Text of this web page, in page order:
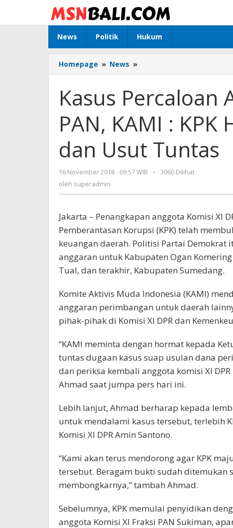
konten
News Politik Hukum
Homepage » News »
Percaloan
Seret
Politisi
PAN,
KAMI
KPK
Harus
Tegas!
Kasus Percaloan
PAN, KAMI : KPK
dan Usut Tuntas
16 November 2018 - 09:57 WIB
oleh
-
3060 Dilihat
oleh superadmin
Jakarta – Penangkapan anggota Komisi XI
Pemberantasan Korupsi (KPK) telah
keuangan daerah. Politisi Partai
anggaran untuk Kabupaten Ogan
Tual, dan terakhir, Kabupaten Sumedang.
Komite Aktivis Muda Indonesia (KAMI)
anggaran perim­bangan untuk daerah
pihak-pihak di Komisi XI DPR dan
“KAMI meminta dengan hormat kepada
tuntas dugaan kasus suap usulan dana
dan periksa kembali anggota komisi XI
Ahmad saat jumpa pers hari ini.
Lebih lanjut, Ahmad berharap kepada
untuk mendalami kasus tersebut, terlebih
Komisi XI DPR Amin Santono.
“Kami akan terus mendorong agar KPK
tersebut. Beragam bukti sudah ditemukan
membongkarnya,” tambah Ahmad.
Sebelumnya, KPK memulai penyidikan
anggota Komisi XI Fraksi PAN Sukiman,